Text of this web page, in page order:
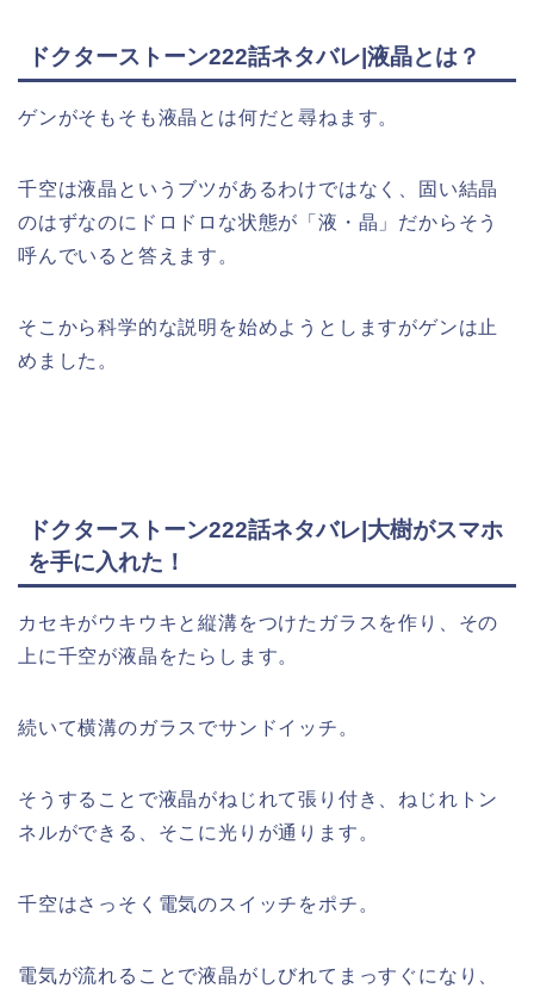
ドクターストーン222話ネタバレ|液晶とは？
ゲンがそもそも液晶とは何だと尋ねます。
千空は液晶というブツがあるわけではなく、固い結晶
のはずなのにドロドロな状態が「液・晶」だからそう
呼んでいると答えます。
そこから科学的な説明を始めようとしますがゲンは止
めました。
ドクターストーン222話ネタバレ|大樹がスマホ
を手に入れた！
カセキがウキウキと縦溝をつけたガラスを作り、その
上に千空が液晶をたらします。
続いて横溝のガラスでサンドイッチ。
そうすることで液晶がねじれて張り付き、ねじれトン
ネルができる、そこに光りが通ります。
千空はさっそく電気のスイッチをポチ。
電気が流れることで液晶がしびれてまっすぐになり、